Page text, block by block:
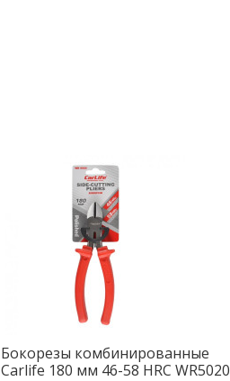
Бокорезы комбинированные
Carlife 180 мм 46-58 HRC WR5020